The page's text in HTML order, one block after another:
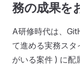
務の成果を
A研修時代は、
て進める実務ス
がいる案件 ) に配